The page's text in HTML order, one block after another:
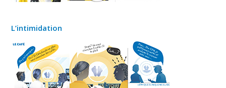
L’intimidation